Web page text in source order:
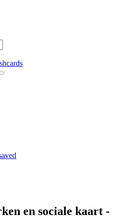
en sociale kaart -